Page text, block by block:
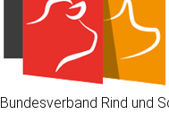
Bundesverband Rind und